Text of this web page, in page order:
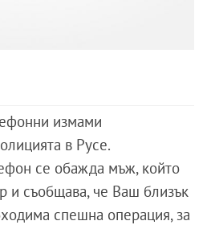
измами
в Русе.
се обажда мъж, който
и съобщава, че Ваш близък
спешна операция, за